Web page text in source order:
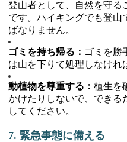
登山者として、自然を守る
です。ハイキングでも登山
ばなりません。
ゴミを持ち帰る： ゴミを勝
は山を下りて処理しなけれ
動植物を尊重する：植生を
かけたりしないで、できる
してください。
7. 緊急事態に備える